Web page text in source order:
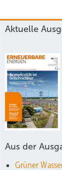
Aktuelle
Aus der
Grüner